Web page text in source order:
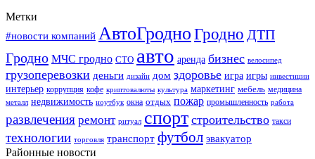
Метки
#новости компаний АвтоГродноГродно ДТП
Гродно МЧС гродно СТО авто аренда бизнес велосипед
грузоперевозки деньги дизайн дом здоровье игра игры инвестиции
интерьер коррупция кофе криптовалюты культура маркетинг мебель медицина
металл недвижимость ноутбук окна отдых пожар промышленность работа
развлечения ремонт ритуал спорт строительство такси
технологии торговля транспорт футбол эвакуатор
Районные новости